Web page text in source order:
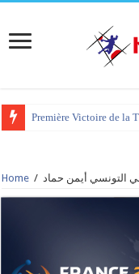
Première Victoire de la
tournoi international
Home / التونسي أيمن حماد